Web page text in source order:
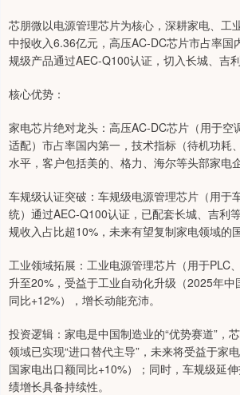
芯朋微以电源管理芯片为核心，深耕家电、工
中报收入6.36亿元，高压AC-DC芯片市占率国
规级产品通过AEC-Q100认证，切入长城、吉利
核心优势：
家电芯片绝对龙头：高压AC-DC芯片（用于空
适配）市占率国内第一，技术指标（待机功耗
水平，客户包括美的、格力、海尔等头部家电企
车规级认证突破：车规级电源管理芯片（用于
统）通过AEC-Q100认证，已配套长城、吉利
规收入占比超10%，未来有望复制家电领域的
工业领域拓展：工业电源管理芯片（用于PLC
升至20%，受益于工业自动化升级（2025年
同比+12%），增长动能充沛。
投资逻辑：家电是中国制造业的“优势赛道”，
领域已实现“进口替代主导”，未来将受益于家
国家电出口额同比+10%）；同时，车规级延
绩增长具备持续性。